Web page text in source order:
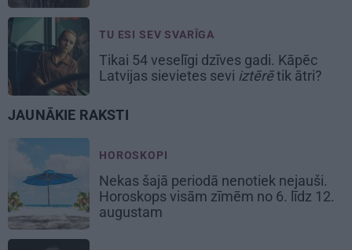
TU ESI SEV SVARĪGA
Tikai 54 veselīgi dzīves gadi. Kāpēc
Latvijas sievietes sevi iztērētik ātri?
JAUNĀKIE RAKSTI
HOROSKOPI
Nekas šajā periodā nenotiek nejauši.
Horoskops visām zīmēm no 6. līdz 12.
augustam